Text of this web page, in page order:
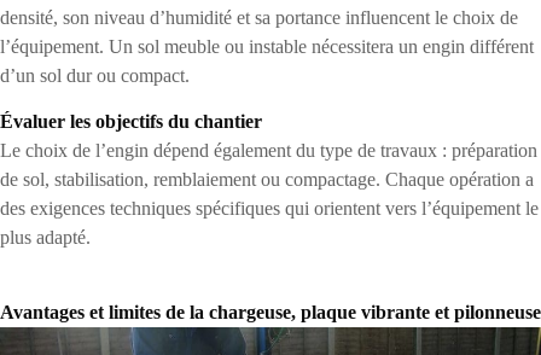
densité, son niveau d’humidité et sa portance influencent le choix de
l’équipement. Un sol meuble ou instable nécessitera un engin différent
d’un sol dur ou compact.
Évaluer les objectifs du chantier
Le choix de l’engin dépend également du type de travaux : préparation
de sol, stabilisation, remblaiement ou compactage. Chaque opération a
des exigences techniques spécifiques qui orientent vers l’équipement le
plus adapté.
Avantages et limites de la chargeuse, plaque vibrante et pilonneuse